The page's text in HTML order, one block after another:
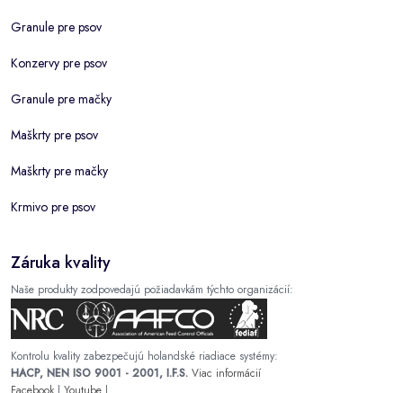
Granule pre psov
Konzervy pre psov
Granule pre mačky
Maškrty pre psov
Maškrty pre mačky
Krmivo pre psov
Záruka kvality
Naše produkty zodpovedajú požiadavkám týchto organizácií:
Kontrolu kvality zabezpečujú holandské riadiace systémy:
HACP, NEN ISO 9001 - 2001, I.F.S. Viac informácií